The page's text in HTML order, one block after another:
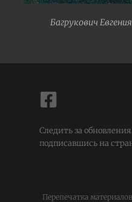
Багрукович
Следить за
подписавшись на
Перепечатка материалов